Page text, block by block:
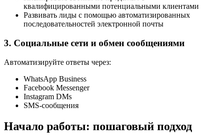
квалифицированными потенциальными клиентами
Развивать лиды с помощью автоматизированных
последовательностей электронной почты
3. Социальные сети и обмен сообщениями
Автоматизируйте ответы через:
WhatsApp Business
Facebook Messenger
Instagram DMs
SMS-сообщения
Начало работы: пошаговый подход